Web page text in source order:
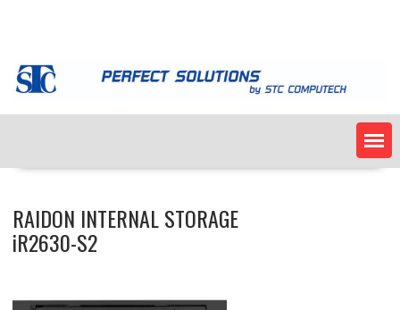
RAIDON INTERNAL STORAGE
iR2630-S2